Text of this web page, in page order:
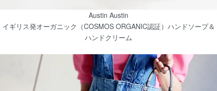
Austin Austin
イギリス発オーガニック（COSMOS ORGANIC認証）ハンドソープ＆
ハンドクリーム